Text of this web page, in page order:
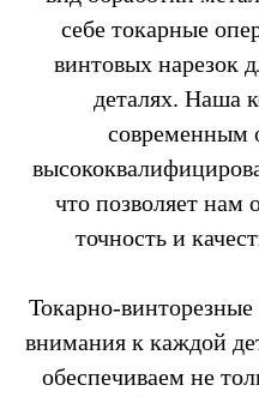
себе токарные
винтовых нарезок
деталях. Наша
современным
что позволяет нам
точность и
Токарно-
внимания к каждой
обеспечиваем не